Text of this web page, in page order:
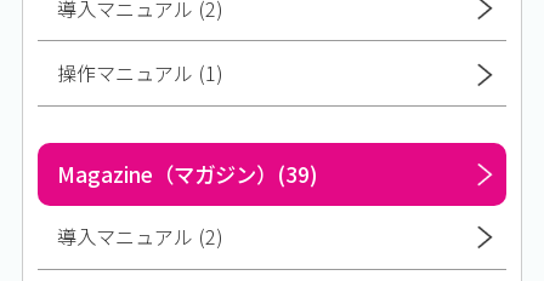
導入マニュアル (2)
操作マニュアル (1)
Magazine（マガジン）(39)
導入マニュアル (2)